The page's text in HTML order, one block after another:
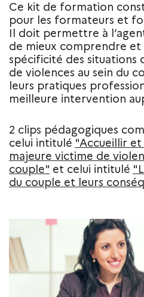
Ce kit de formation
pour les formateurs et
Il doit permettre à
de mieux comprendre
spécificité des situations
de violences au sein du
leurs pratiques
meilleure intervention
2 clips pédagogiques
celui intitulé "Accueillir
majeure victime de
couple" et celui intitulé
du couple et leurs